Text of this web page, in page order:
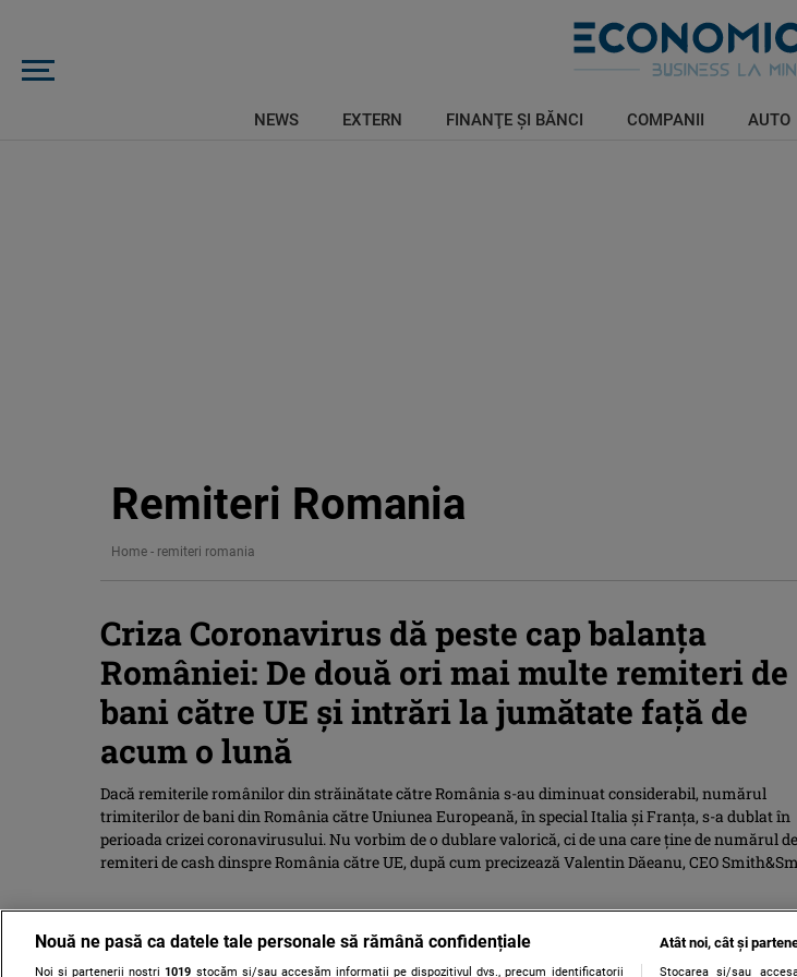
NEWS EXTERN FINANŢE ŞI BĂNCI COMPANII AUTO
Remiteri Romania
Home - remiteri romania
Criza Coronavirus dă peste cap balanța
României: De două ori mai multe remiteri de
bani către UE și intrări la jumătate față de
acum o lună
Dacă remiterile românilor din străinătate către România s-au diminuat considerabil, numărul
trimiterilor de bani din România către Uniunea Europeană, în special Italia şi Franţa, s-a dublat în
perioada crizei coronavirusului. Nu vorbim de o dublare valorică, ci de una care ţine de numărul de
remiteri de cash dinspre România către UE, după cum precizează Valentin Dăeanu, CEO
Nouă ne pasă ca datele tale personale să rămână confidențiale
Noi și partenerii noștri1019 stocăm și/sau accesăm informații pe dispozitivul dvs., precum identificatorii
Atât noi, cât și
Stocarea și/sau